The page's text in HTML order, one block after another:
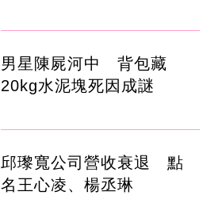
男星陳屍河中 背包藏
20kg水泥塊死因成謎
邱瓈寬公司營收衰退 點
名王心凌、楊丞琳